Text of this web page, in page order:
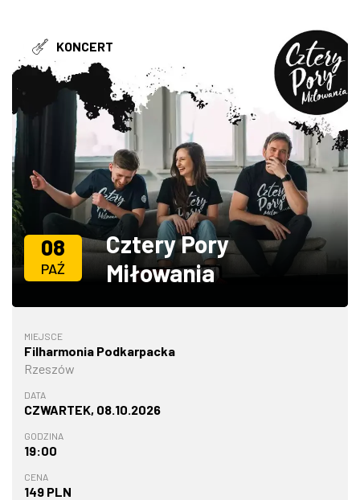
ROZRYWKA
W KINACH
GASTRONOMIA
ZDJĘCIA
W RZESZOWIE
KONCERT
08
PAŹ
Cztery Pory
Miłowania
MIEJSCE
Filharmonia Podkarpacka
Rzeszów
DATA
CZWARTEK, 08.10.2026
GODZINA
19:00
CENA
149 PLN